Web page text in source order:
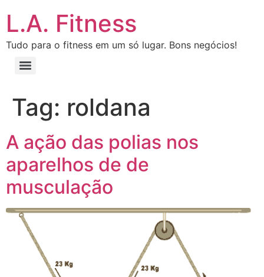
L.A. Fitness
Tudo para o fitness em um só lugar. Bons negócios!
Tag: roldana
A ação das polias nos
aparelhos de de
musculação